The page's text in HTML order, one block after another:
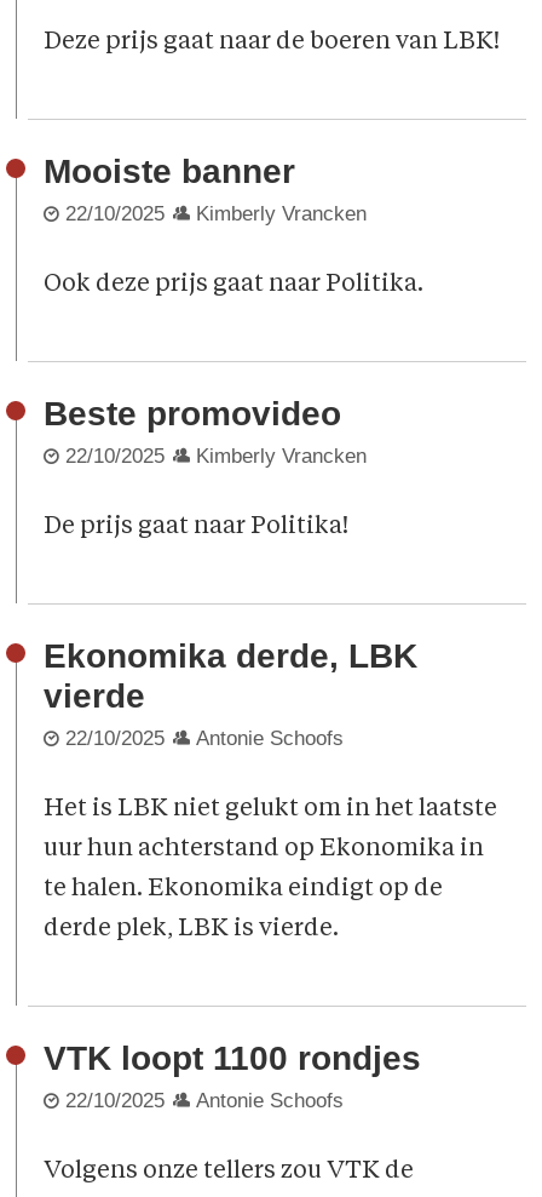
Deze prijs gaat naar de boeren van LBK!
Mooiste banner
22/10/2025 Kimberly Vrancken
Ook deze prijs gaat naar Politika.
Beste promovideo
22/10/2025 Kimberly Vrancken
De prijs gaat naar Politika!
Ekonomika derde, LBK
vierde
22/10/2025 Antonie Schoofs
Het is LBK niet gelukt om in het laatste
uur hun achterstand op Ekonomika in
te halen. Ekonomika eindigt op de
derde plek, LBK is vierde.
VTK loopt 1100 rondjes
22/10/2025 Antonie Schoofs
Volgens onze tellers zou VTK de